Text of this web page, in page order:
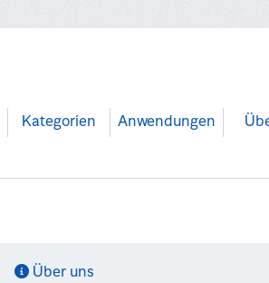
Kategorien Anwendungen
Über uns